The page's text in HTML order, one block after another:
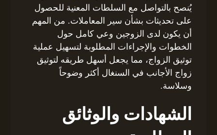
يُنصح بالتواصل مع السلطات المعنية للحصول
على تحديثات بشأن سير المعاملات. من المهم
أن يكون لدى الزوجين وعي كامل حول
الخطوات والإجراءات المطلوبة لتسهيل عملية
توثيق الزواج، مما يجعل أسهل طريقه لتوثيق
زواج الأجانب في السنغال أكثر وضوحاً
وسلاسة.
الشهادات والوثائق